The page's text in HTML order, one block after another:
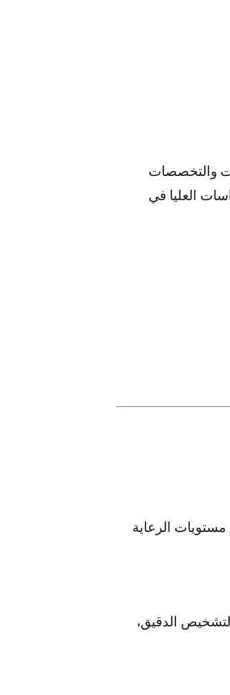
الإصابات والتخصصات
العليا في
الرعاية
الدقيق،